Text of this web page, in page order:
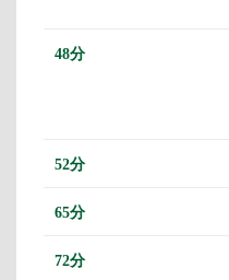
48分
52分
65分
72分